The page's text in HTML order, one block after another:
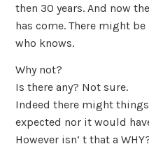
then 30 years. And now
has come. There might
who knows.
Why not?
Is there any? Not sure.
Indeed there might
expected nor it would
However isn‘ t that a